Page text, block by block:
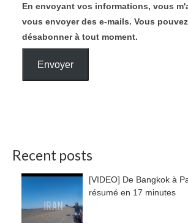
En envoyant vos informations, vous
vous envoyer des e-mails. Vous
désabonner à tout moment.
Envoyer
Recent posts
[VIDEO] De Bangkok à
résumé en 17 minutes